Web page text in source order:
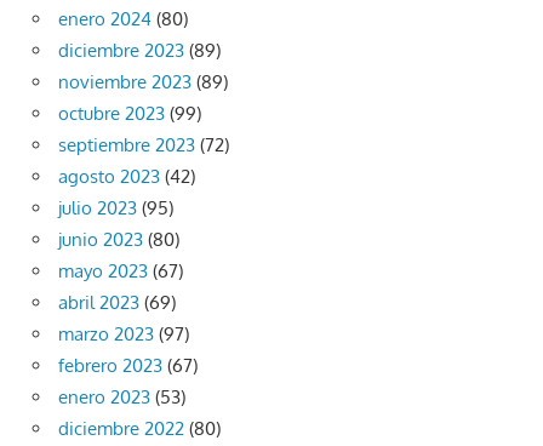
enero 2024 (80)
diciembre 2023 (89)
noviembre 2023 (89)
octubre 2023 (99)
septiembre 2023 (72)
agosto 2023 (42)
julio 2023 (95)
junio 2023 (80)
mayo 2023 (67)
abril 2023 (69)
marzo 2023 (97)
febrero 2023 (67)
enero 2023 (53)
diciembre 2022 (80)